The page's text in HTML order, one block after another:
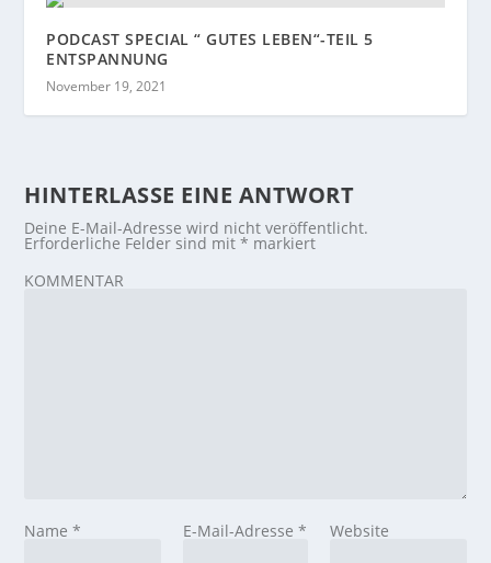
PODCAST SPECIAL “ GUTES LEBEN“-TEIL 5
ENTSPANNUNG
November 19, 2021
HINTERLASSE EINE ANTWORT
Deine E-Mail-Adresse wird nicht veröffentlicht.
Erforderliche Felder sind mit* markiert
KOMMENTAR
Name* E-Mail-Adresse * Website